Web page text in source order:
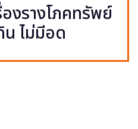
งรางโภคทรัพย์
ไม่มีอด